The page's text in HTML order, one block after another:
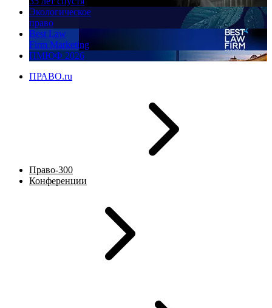
Экологическое
право
Best Law
Firm Marketing
ПМЮФ 2026
ПРАВО.ru
Право-300
Конференции